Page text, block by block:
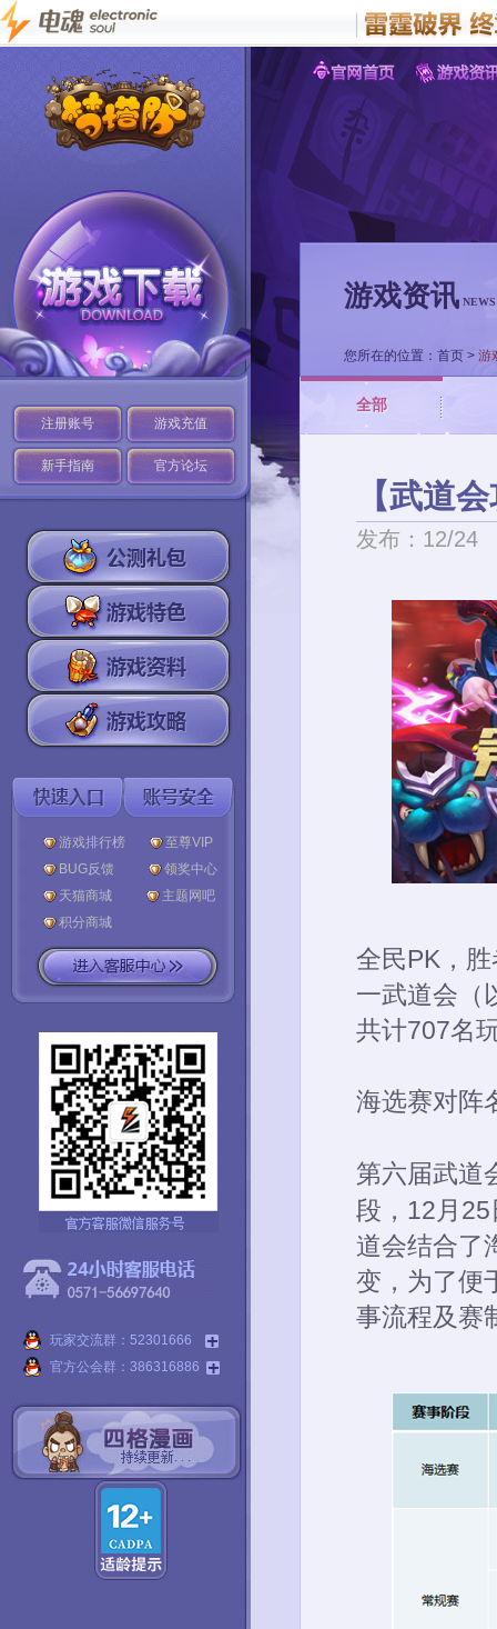
注册账号 游戏充值
新手指南 官方论坛
游戏排行榜
至尊VIP
BUG反馈
领奖中心
天猫商城
主题网吧
积分商城
玩家交流群：52301666
官方公会群：386316886
游戏资讯 NEWS
您所在的位置： 首页 > 游
全部
【武道
发布：12/24
全民PK，
一武道会（
共计707名
海选赛对阵
第六届武道
段，12月
道会结合了
变，为了便
事流程及赛